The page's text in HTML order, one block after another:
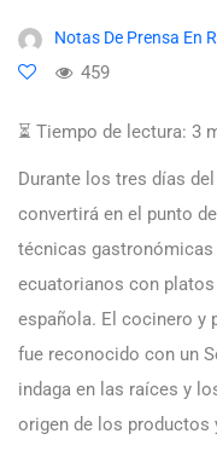
Notas De Prensa En
459
⏳ Tiempo de lectura: 3
Durante los tres días
convertirá en el punto
técnicas
ecuatorianos con
española. El cocinero y
fue reconocido con un
indaga en las raíces y
origen de los productos